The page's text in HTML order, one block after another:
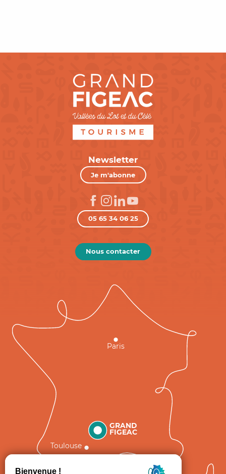
Newsletter
Je m'abonne
05 65 34 06 25
Nous contacter
GRAND
FIGEAC
Toulouse
Paris